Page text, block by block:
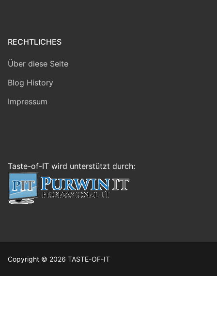
RECHTLICHES
Über diese Seite
Blog History
Impressum
Taste-of-IT wird unterstützt durch:
Copyright © 2026 TASTE-OF-IT